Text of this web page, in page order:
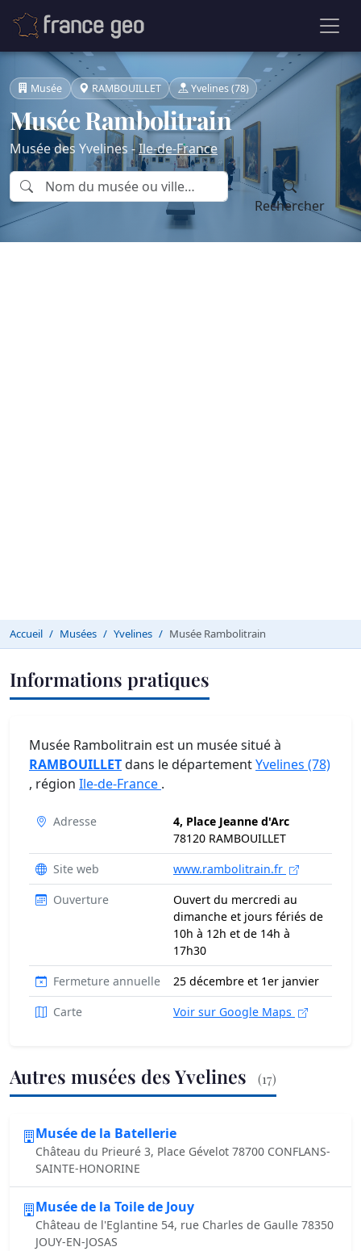
Musée RAMBOUILLET Yvelines (78)
Musée Rambolitrain
Musée des Yvelines -Ile-de-France
Rechercher
Accueil Musées Yvelines Musée Rambolitrain
Informations pratiques
Musée Rambolitrain est un musée situé à
RAMBOUILLETdans le départementYvelines (78)
, région Ile-de-France .
Adresse
4, Place Jeanne d'Arc
78120 RAMBOUILLET
Site web
www.rambolitrain.fr
Ouverture
Ouvert du mercredi au
dimanche et jours fériés de
10h à 12h et de 14h à
17h30
Fermeture annuelle
25 décembre et 1er janvier
Carte
Voir sur Google Maps
Autres musées des Yvelines (17)
Musée de la Batellerie
Château du Prieuré 3, Place Gévelot 78700 CONFLANS-
SAINTE-HONORINE
Musée de la Toile de Jouy
Château de l'Eglantine 54, rue Charles de Gaulle 78350
JOUY-EN-JOSAS